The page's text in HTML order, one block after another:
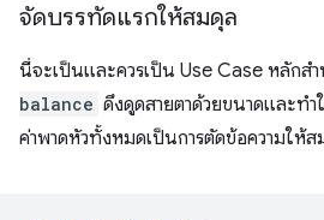
จัดบรรทัดแรกให้สมดุล
นี่จะเป็นและควรเป็น Use Case หลักสำ
balance ดึงดูดสายตาด้วยขนาดและท
ค่าพาดหัวทั้งหมดเป็นการตัดข้อความให้